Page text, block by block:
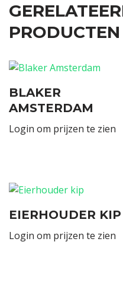
PRODUCTEN
BLAKER
AMSTERDAM
Login om prijzen te zien
EIERHOUDER KIP
Login om prijzen te zien